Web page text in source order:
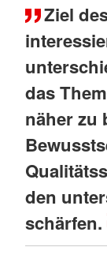
Ziel
das
näher zu
den
schärfen.